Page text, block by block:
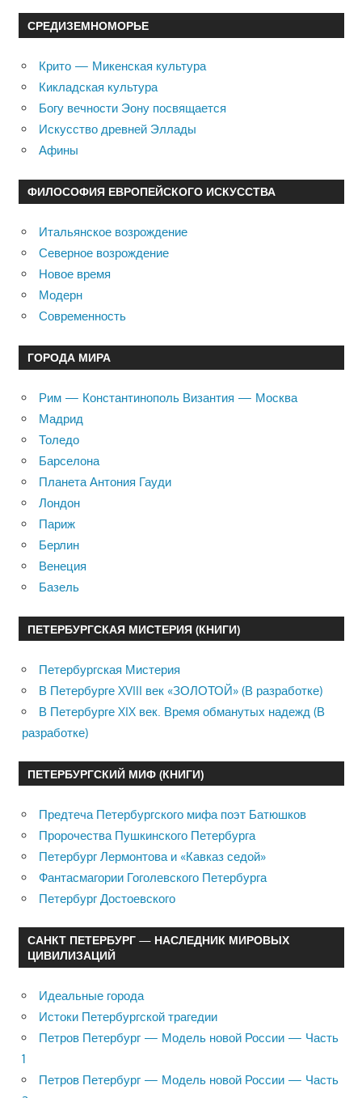
СРЕДИЗЕМНОМОРЬЕ
Крито — Микенская культура
Кикладская культура
Богу вечности Эону посвящается
Искусство древней Эллады
Афины
ФИЛОСОФИЯ ЕВРОПЕЙСКОГО ИСКУССТВА
Итальянское возрождение
Северное возрождение
Новое время
Модерн
Современность
ГОРОДА МИРА
Рим — Константинополь Византия — Москва
Мадрид
Толедо
Барселона
Планета Антония Гауди
Лондон
Париж
Берлин
Венеция
Базель
ПЕТЕРБУРГСКАЯ МИСТЕРИЯ (КНИГИ)
Петербургская Мистерия
В Петербурге XVIII век «ЗОЛОТОЙ» (В разработке)
В Петербурге XIX век. Время обманутых надежд (В
разработке)
ПЕТЕРБУРГСКИЙ МИФ (КНИГИ)
Предтеча Петербургского мифа поэт Батюшков
Пророчества Пушкинского Петербурга
Петербург Лермонтова и «Кавказ седой»
Фантасмагории Гоголевского Петербурга
Петербург Достоевского
САНКТ ПЕТЕРБУРГ — НАСЛЕДНИК МИРОВЫХ
ЦИВИЛИЗАЦИЙ
Идеальные города
Истоки Петербургской трагедии
Петров Петербург — Модель новой России — Часть
1
Петров Петербург — Модель новой России — Часть